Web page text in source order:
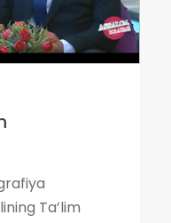
Ta’lim